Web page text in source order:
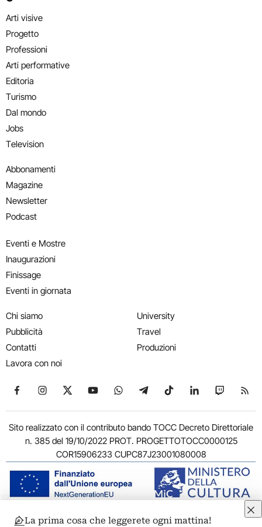
Arti visive
Progetto
Professioni
Arti performative
Editoria
Turismo
Dal mondo
Jobs
Television
Abbonamenti
Magazine
Newsletter
Podcast
Eventi e Mostre
Inaugurazioni
Finissage
Eventi in giornata
Chi siamo
Pubblicità
Contatti
Lavora con noi
University
Travel
Produzioni
Seguici su Facebook
Seguici su Instagram
Seguici su X
Seguici su YouTube
Seguici su WhatsApp
Seguici su Telegram
Seguici su TikTok
Seguici su
Seguici
Sito realizzato con il contributo bando TOCC Decreto Direttoriale
n. 385 del 19/10/2022 PROT. PROGETTOTOCC0000125
COR15906233 CUPC87J23001080008
© 2011-2026 ARTRIBUNE srl – Corso Vittorio Emanuele II, 287 –
La prima cosa che leggerete ogni mattina!